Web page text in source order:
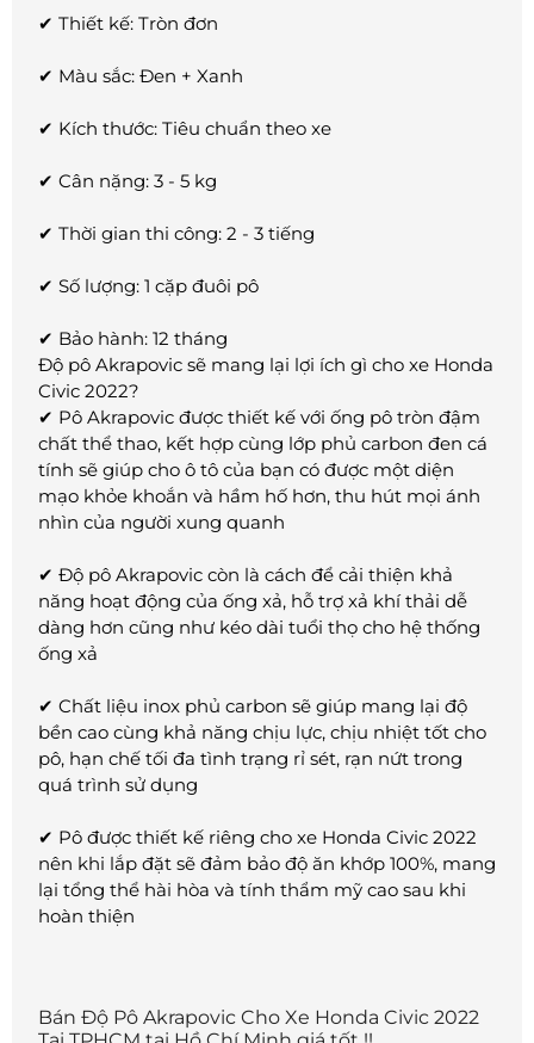
✔ Thiết kế: Tròn đơn
✔ Màu sắc: Đen + Xanh
✔ Kích thước: Tiêu chuẩn theo xe
✔ Cân nặng: 3 - 5 kg
✔ Thời gian thi công: 2 - 3 tiếng
✔ Số lượng: 1 cặp đuôi pô
✔ Bảo hành: 12 tháng
Độ pô Akrapovic sẽ mang lại lợi ích gì cho xe Honda
Civic 2022?
✔ Pô Akrapovic được thiết kế với ống pô tròn đậm
chất thể thao, kết hợp cùng lớp phủ carbon đen cá
tính sẽ giúp cho ô tô của bạn có được một diện
mạo khỏe khoắn và hầm hố hơn, thu hút mọi ánh
nhìn của người xung quanh
✔ Độ pô Akrapovic còn là cách để cải thiện khả
năng hoạt động của ống xả, hỗ trợ xả khí thải dễ
dàng hơn cũng như kéo dài tuổi thọ cho hệ thống
ống xả
✔ Chất liệu inox phủ carbon sẽ giúp mang lại độ
bền cao cùng khả năng chịu lực, chịu nhiệt tốt cho
pô, hạn chế tối đa tình trạng rỉ sét, rạn nứt trong
quá trình sử dụng
✔ Pô được thiết kế riêng cho xe Honda Civic 2022
nên khi lắp đặt sẽ đảm bảo độ ăn khớp 100%, mang
lại tổng thể hài hòa và tính thẩm mỹ cao sau khi
hoàn thiện
Bán Độ Pô Akrapovic Cho Xe Honda Civic 2022